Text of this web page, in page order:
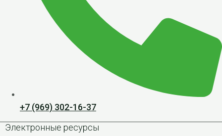
+7 (969) 302-16-37
Электронные ресурсы